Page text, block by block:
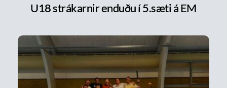
U18 strákarnir enduðu í 5.sæti á EM